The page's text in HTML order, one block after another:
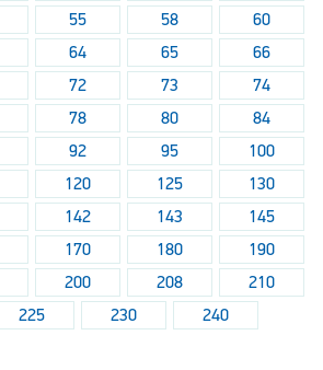
55 58
60
64 65
66
72 73
74
78 80
84
92 95
100
120 125
130
142 143
145
170 180
190
200 208
210
225 230 240